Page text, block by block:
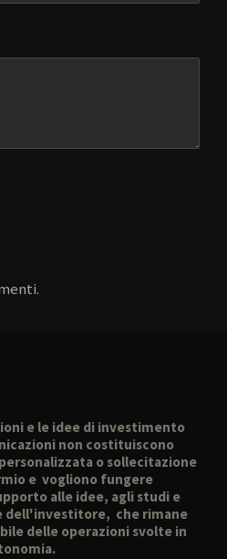
e le idee di investimento
non costituiscono
o sollecitazione
e vogliono fungere
alle idee, agli studi e
dell'investitore, che rimane
delle operazioni svolte in